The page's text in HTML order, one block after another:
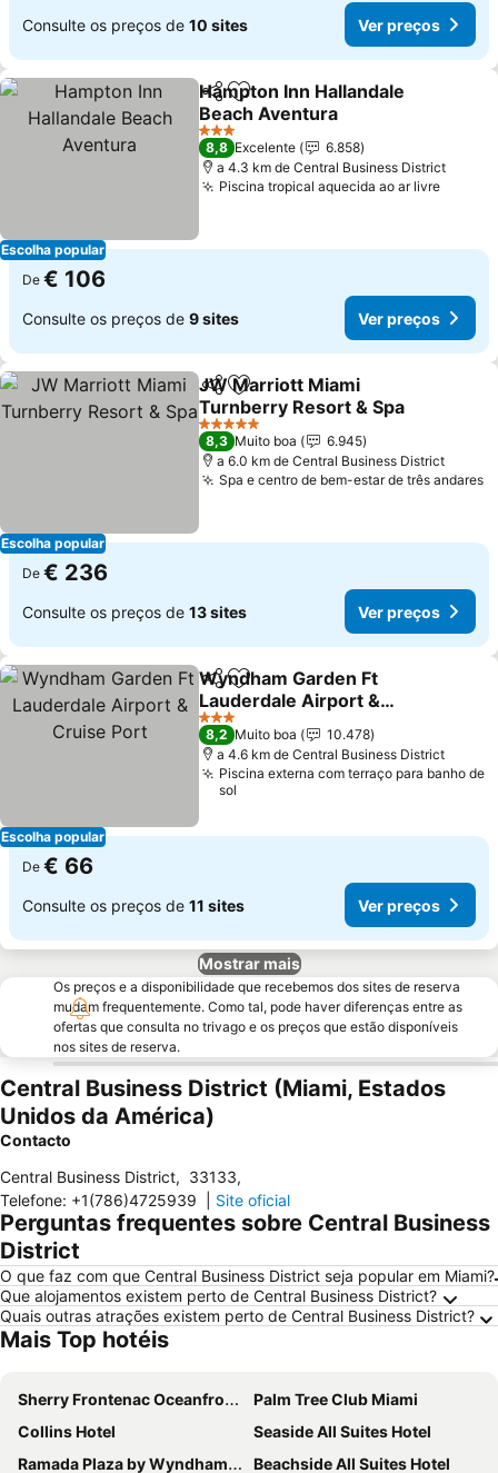
Consulte os preços de 10 sites Ver preços
Escolha popular
PartilharAdicionar aos favoritos
Hampton Inn Hallandale
Beach Aventura
Ver preços
3 Estrelas
8,8 Excelente
6.858
a 4.3 km de Central Business District
Piscina tropical aquecida ao ar livreVer
De € 106
Consulte os preços de 9 sites Ver preços
Escolha popular
PartilharAdicionar aos favoritos
JW Marriott Miami
Turnberry Resort & Spa
Ver preços
5 Estrelas
8,3 Muito boa
6.945
a 6.0 km de Central Business District
Spa e centro de bem-estar de três andares
De € 236
Consulte os preços de 13 sites Ver preços
Escolha popular
PartilharAdicionar aos favoritos
Wyndham Garden Ft
Lauderdale Airport &
Cruise Port
Ver preços
3 Estrelas
8,2 Muito boa
10.478
a 4.6 km de Central Business District
Piscina externa com terraço para banho de
sol
De € 66
Consulte os preços de 11 sites Ver preços
Mostrar mais
Os preços e a disponibilidade que recebemos dos sites de reserva
mudam frequentemente. Como tal, pode haver diferenças entre as
ofertas que consulta no trivago e os preços que estão disponíveis
nos sites de reserva.
Central Business District (Miami, Estados
Unidos da América)
Contacto
Central Business District, 33133,
Telefone: +1(786)4725939 Site oficial
Perguntas frequentes sobre Central Business
District
O que faz com que Central Business District seja popular em Miami?
Que alojamentos existem perto de Central Business District?
Quais outras atrações existem perto de Central Business District?
Mais Top hotéis
Sherry Frontenac Oceanfront Hotel
Palm Tree Club Miami
Collins Hotel
Seaside All Suites Hotel
Ramada Plaza by Wyndham Marco Polo Beach Resort
Beachside All Suites Hotel